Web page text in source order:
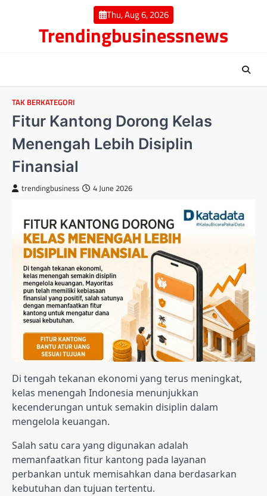
Thu, Aug 6, 2026
Trendingbusinessnews
TAK BERKATEGORI
Fitur Kantong Dorong Kelas
Menengah Lebih Disiplin
Finansial
trendingbusiness 4 June 2026
Di tengah tekanan ekonomi yang terus meningkat,
kelas menengah Indonesia menunjukkan
kecenderungan untuk semakin disiplin dalam
mengelola keuangan.
Salah satu cara yang digunakan adalah
memanfaatkan fitur kantong pada layanan
perbankan untuk memisahkan dana berdasarkan
kebutuhan dan tujuan tertentu.